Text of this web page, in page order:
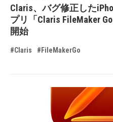
Claris、バグ修正した
プリ「Claris FileMaker
開始
#Claris #FileMakerGo